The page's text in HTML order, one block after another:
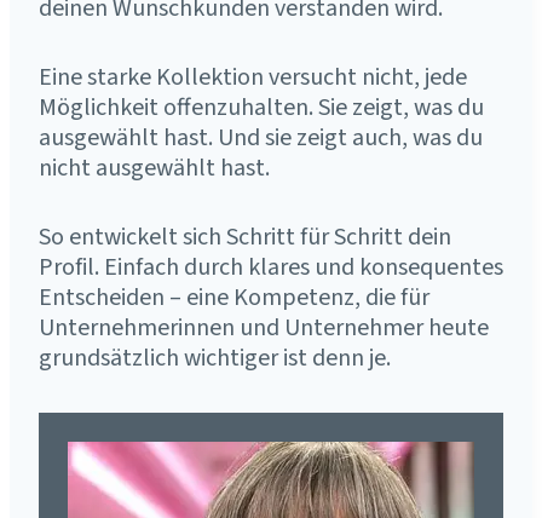
deinen Wunschkunden verstanden wird.
Eine starke Kollektion versucht nicht, jede
Möglichkeit offenzuhalten. Sie zeigt, was du
ausgewählt hast. Und sie zeigt auch, was du
nicht ausgewählt hast.
So entwickelt sich Schritt für Schritt dein
Profil. Einfach durch klares und konsequentes
Entscheiden – eine Kompetenz, die für
Unternehmerinnen und Unternehmer heute
grundsätzlich wichtiger ist denn je.